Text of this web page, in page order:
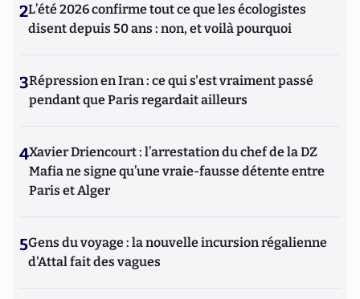
2L’été 2026 confirme tout ce que les écologistes
disent depuis 50 ans : non, et voilà pourquoi
3Répression en Iran : ce qui s'est vraiment passé
pendant que Paris regardait ailleurs
4Xavier Driencourt : l’arrestation du chef de la DZ
Mafia ne signe qu’une vraie-fausse détente entre
Paris et Alger
5Gens du voyage : la nouvelle incursion régalienne
d'Attal fait des vagues